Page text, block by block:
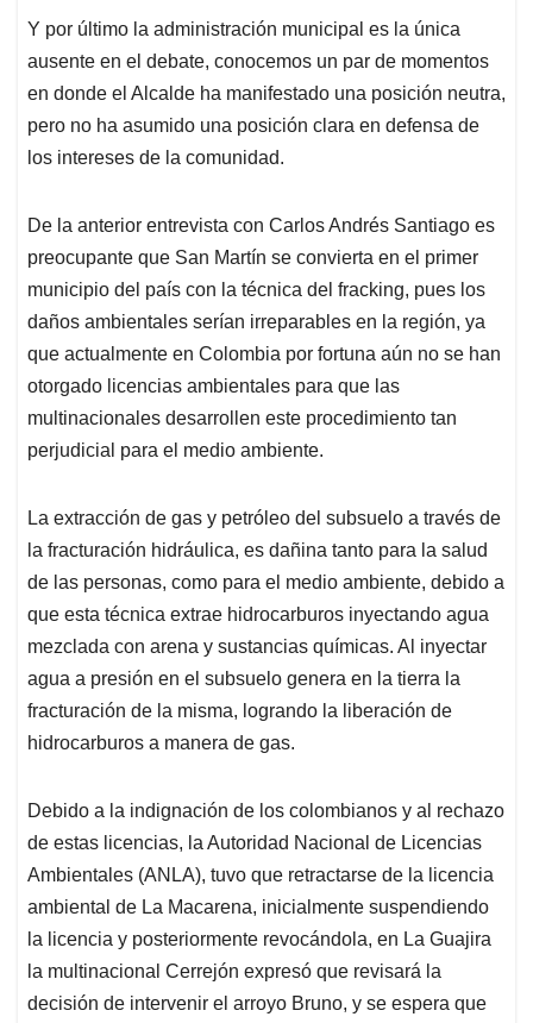
Y por último la administración municipal es la única
ausente en el debate, conocemos un par de momentos
en donde el Alcalde ha manifestado una posición neutra,
pero no ha asumido una posición clara en defensa de
los intereses de la comunidad.
De la anterior entrevista con Carlos Andrés Santiago es
preocupante que San Martín se convierta en el primer
municipio del país con la técnica del fracking, pues los
daños ambientales serían irreparables en la región, ya
que actualmente en Colombia por fortuna aún no se han
otorgado licencias ambientales para que las
multinacionales desarrollen este procedimiento tan
perjudicial para el medio ambiente.
La extracción de gas y petróleo del subsuelo a través de
la fracturación hidráulica, es dañina tanto para la salud
de las personas, como para el medio ambiente, debido a
que esta técnica extrae hidrocarburos inyectando agua
mezclada con arena y sustancias químicas. Al inyectar
agua a presión en el subsuelo genera en la tierra la
fracturación de la misma, logrando la liberación de
hidrocarburos a manera de gas.
Debido a la indignación de los colombianos y al rechazo
de estas licencias, la Autoridad Nacional de Licencias
Ambientales (ANLA), tuvo que retractarse de la licencia
ambiental de La Macarena, inicialmente suspendiendo
la licencia y posteriormente revocándola, en La Guajira
la multinacional Cerrejón expresó que revisará la
decisión de intervenir el arroyo Bruno, y se espera que